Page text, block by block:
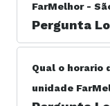
FarMelhor -
Pergunta
Resposta do
no ramo de
preço lá
gente faz!
Qual o horario
unidade